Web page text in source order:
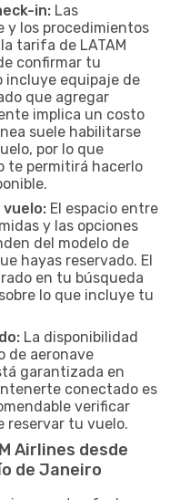
in: Las
y los procedimientos
tarifa de LATAM
confirmar tu
incluye equipaje de
que agregar
implica un costo
suele habilitarse
por lo que
te permitirá hacerlo
El espacio entre
y las opciones
del modelo de
hayas reservado. El
en tu búsqueda
lo que incluye tu
La disponibilidad
de aeronave
garantizada en
conectado es
verificar
reservar tu vuelo.
Airlines desde
de Janeiro